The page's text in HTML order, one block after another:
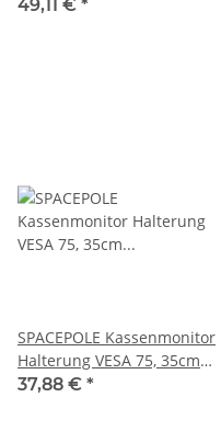
49,11 € *
SPACEPOLE Kassenmonitor
Halterung VESA 75, 35cm
Standrohr, schwarz
37,88 € *